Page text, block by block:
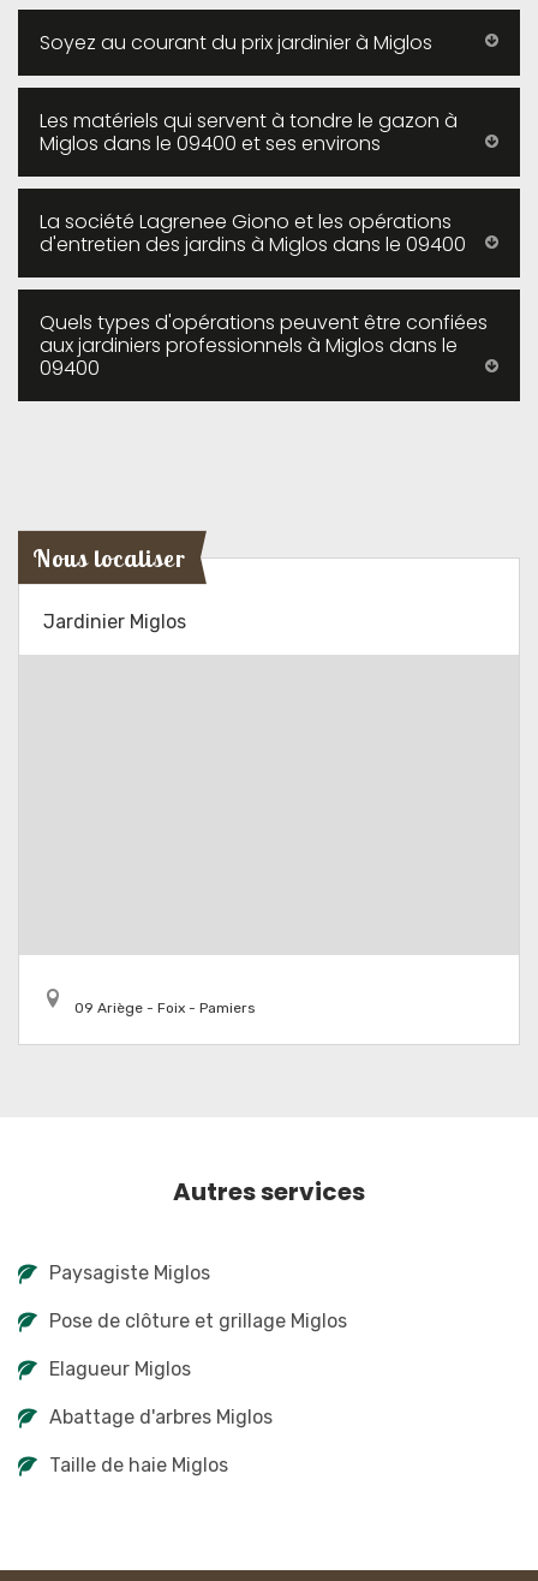
Soyez au courant du prix jardinier à Miglos
Les matériels qui servent à tondre le gazon à
Miglos dans le 09400 et ses environs
La société Lagrenee Giono et les opérations
d'entretien des jardins à Miglos dans le 09400
Quels types d'opérations peuvent être confiées
aux jardiniers professionnels à Miglos dans le
09400
Nous localiser
Jardinier Miglos
09 Ariège - Foix - Pamiers
Autres services
Paysagiste Miglos
Pose de clôture et grillage Miglos
Elagueur Miglos
Abattage d'arbres Miglos
Taille de haie Miglos